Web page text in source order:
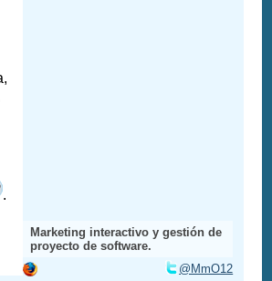
.
Marketing interactivo y gestión de
proyecto de software.
@MmO12